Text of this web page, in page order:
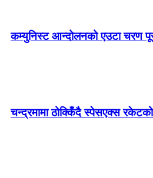
कम्युनिस्ट आन्दोलनको एउटा चरण
चन्द्रमामा ठोक्किँदै स्पेसएक्स